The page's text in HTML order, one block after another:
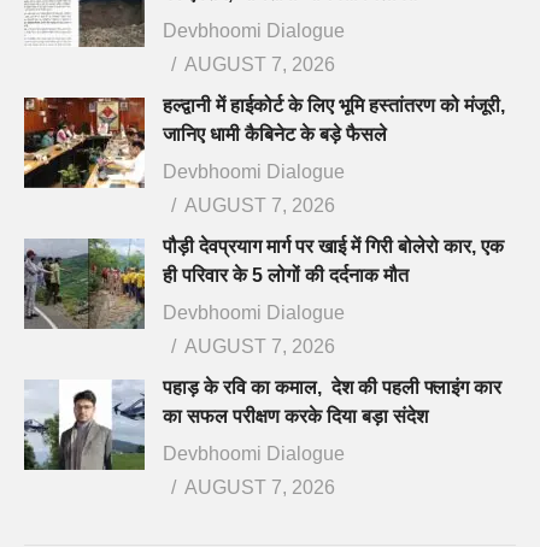
Devbhoomi Dialogue
AUGUST 7, 2026
हल्द्वानी में हाईकोर्ट के लिए भूमि हस्तांतरण को मंजूरी,
जानिए धामी कैबिनेट के बड़े फैसले
Devbhoomi Dialogue
AUGUST 7, 2026
पौड़ी देवप्रयाग मार्ग पर खाई में गिरी बोलेरो कार, एक
ही परिवार के 5 लोगों की दर्दनाक मौत
Devbhoomi Dialogue
AUGUST 7, 2026
पहाड़ के रवि का कमाल, देश की पहली फ्लाइंग कार
का सफल परीक्षण करके दिया बड़ा संदेश
Devbhoomi Dialogue
AUGUST 7, 2026